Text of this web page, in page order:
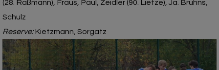
(28. Raßmann), Fraus, Paul, Zeidler (90. Lietze), Ja. Bruhns,
Schulz
Reserve:Kietzmann, Sorgatz